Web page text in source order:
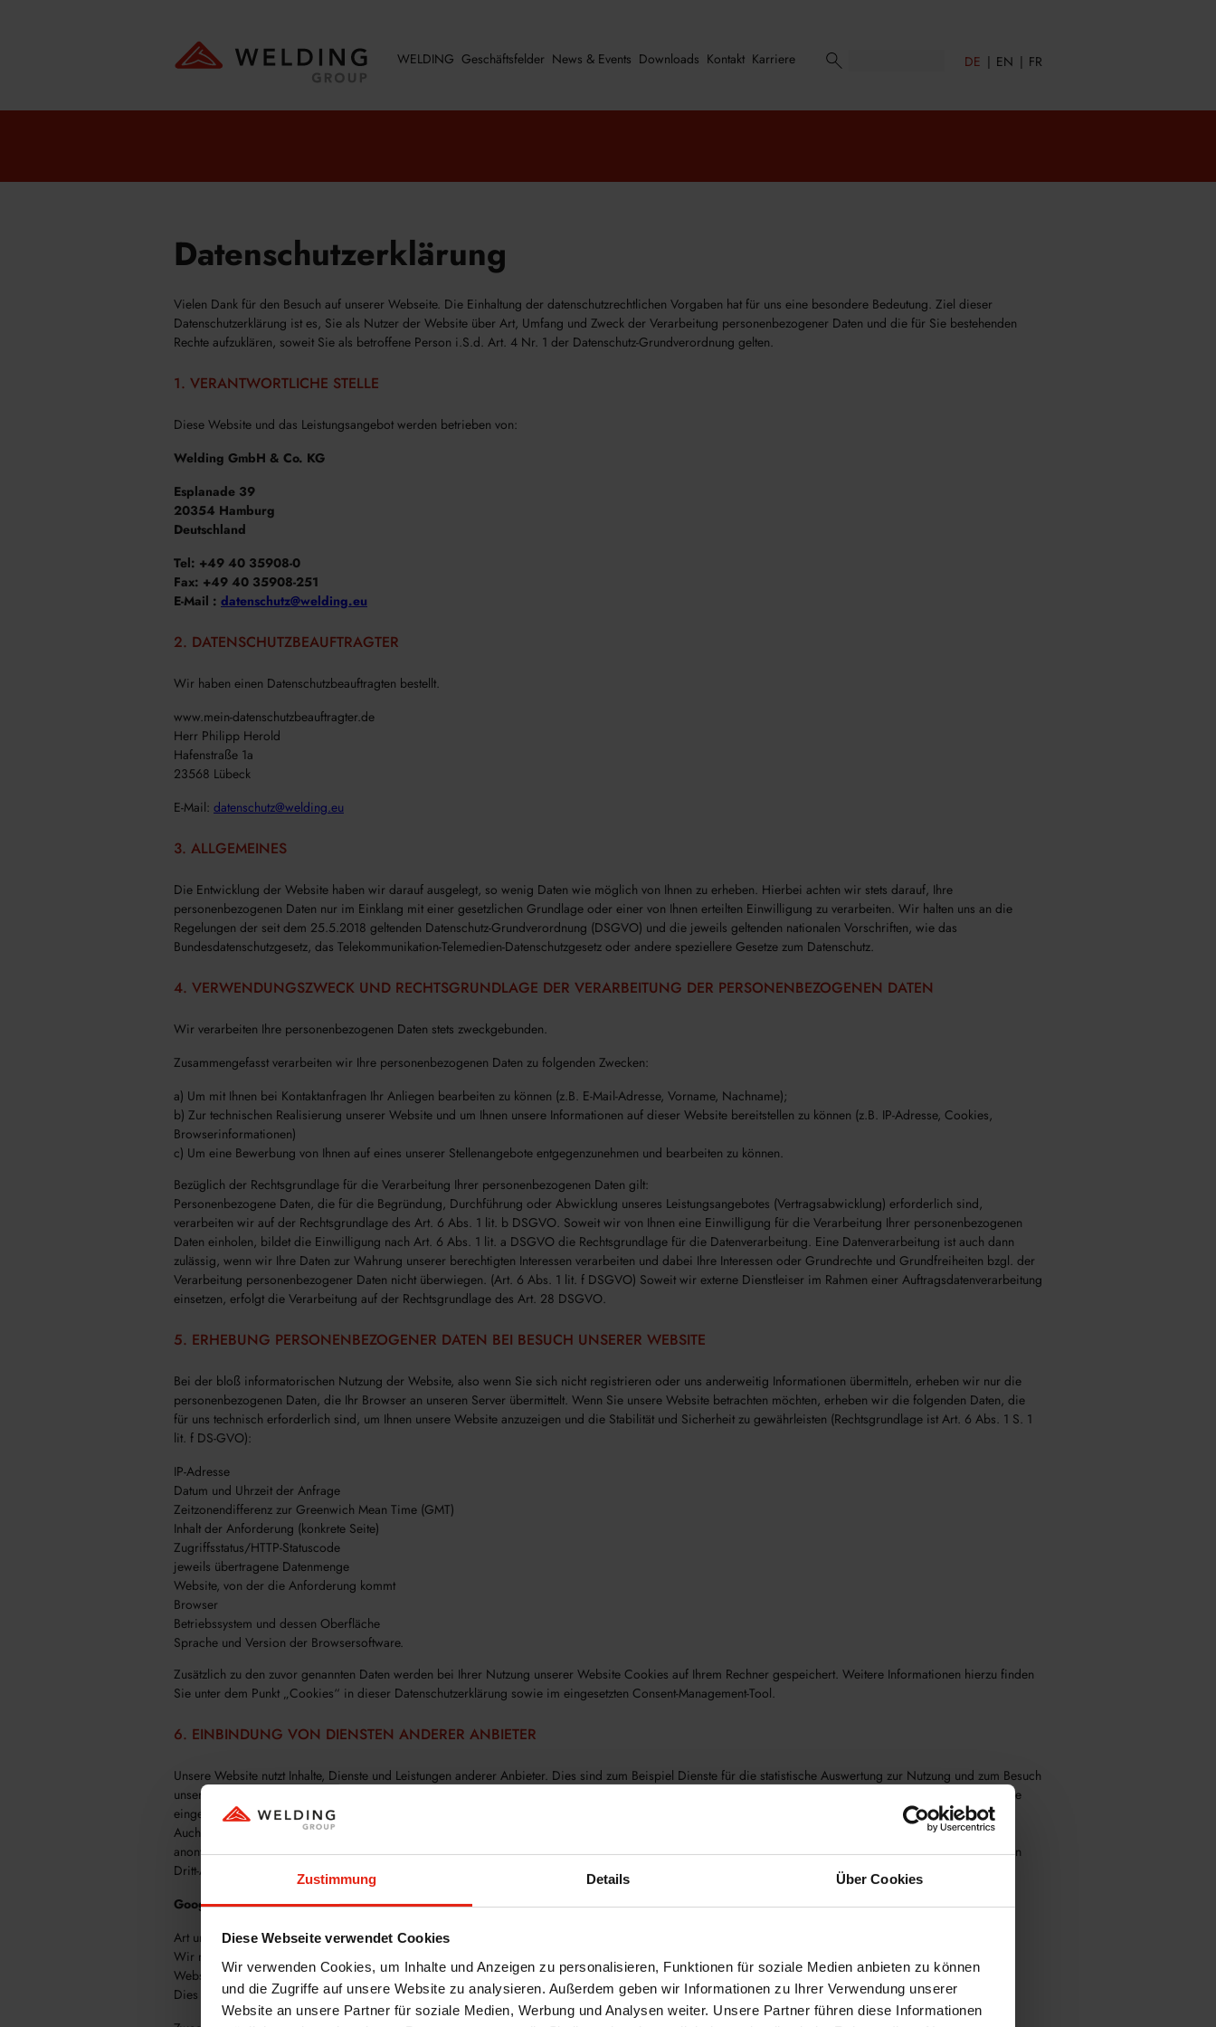
Zustimmung Details Über Cookies
Diese Webseite verwendet Cookies
Wir verwenden Cookies, um Inhalte und Anzeigen zu personalisieren, Funktionen für soziale Medien anbieten zu können
und die Zugriffe auf unsere Website zu analysieren. Außerdem geben wir Informationen zu Ihrer Verwendung unserer
Website an unsere Partner für soziale Medien, Werbung und Analysen weiter. Unsere Partner führen diese Informationen
WELDING Geschäftsfelder News & Events Downloads Kontakt Karriere DE EN FR
Datenschutzerklärung
Vielen Dank für den Besuch auf unserer Webseite. Die Einhaltung der datenschutzrechtlichen Vorgaben hat für uns eine besondere Bedeutung. Ziel dieser
Datenschutzerklärung ist es, Sie als Nutzer der Website über Art, Umfang und Zweck der Verarbeitung personenbezogener Daten und die für Sie bestehenden
Rechte aufzuklären, soweit Sie als betroffene Person i.S.d. Art. 4 Nr. 1 der Datenschutz-Grundverordnung gelten.
1. VERANTWORTLICHE STELLE
Diese Website und das Leistungsangebot werden betrieben von:
Welding GmbH & Co. KG
Esplanade 39
20354 Hamburg
Deutschland
Tel: +49 40 35908-0
Fax: +49 40 35908-251
E-Mail : datenschutz@welding.eu
2. DATENSCHUTZBEAUFTRAGTER
Wir haben einen Datenschutzbeauftragten bestellt.
www.mein-datenschutzbeauftragter.de
Herr Philipp Herold
Hafenstraße 1a
23568 Lübeck
E-Mail: datenschutz@welding.eu
3. ALLGEMEINES
Die Entwicklung der Website haben wir darauf ausgelegt, so wenig Daten wie möglich von Ihnen zu erheben. Hierbei achten wir stets darauf, Ihre
personenbezogenen Daten nur im Einklang mit einer gesetzlichen Grundlage oder einer von Ihnen erteilten Einwilligung zu verarbeiten. Wir halten uns an die
Regelungen der seit dem 25.5.2018 geltenden Datenschutz-Grundverordnung (DSGVO) und die jeweils geltenden nationalen Vorschriften, wie das
Bundesdatenschutzgesetz, das Telekommunikation-Telemedien-Datenschutzgesetz oder andere speziellere Gesetze zum Datenschutz.
4. VERWENDUNGSZWECK UND RECHTSGRUNDLAGE DER VERARBEITUNG DER PERSONENBEZOGENEN DATEN
Wir verarbeiten Ihre personenbezogenen Daten stets zweckgebunden.
Zusammengefasst verarbeiten wir Ihre personenbezogenen Daten zu folgenden Zwecken:
a) Um mit Ihnen bei Kontaktanfragen Ihr Anliegen bearbeiten zu können (z.B. E-Mail-Adresse, Vorname, Nachname);
b) Zur technischen Realisierung unserer Website und um Ihnen unsere Informationen auf dieser Website bereitstellen zu können (z.B. IP-Adresse, Cookies,
Browserinformationen)
c) Um eine Bewerbung von Ihnen auf eines unserer Stellenangebote entgegenzunehmen und bearbeiten zu können.
Bezüglich der Rechtsgrundlage für die Verarbeitung Ihrer personenbezogenen Daten gilt:
Personenbezogene Daten, die für die Begründung, Durchführung oder Abwicklung unseres Leistungsangebotes (Vertragsabwicklung) erforderlich sind,
verarbeiten wir auf der Rechtsgrundlage des Art. 6 Abs. 1 lit. b DSGVO. Soweit wir von Ihnen eine Einwilligung für die Verarbeitung Ihrer personenbezogenen
Daten einholen, bildet die Einwilligung nach Art. 6 Abs. 1 lit. a DSGVO die Rechtsgrundlage für die Datenverarbeitung. Eine Datenverarbeitung ist auch dann
zulässig, wenn wir Ihre Daten zur Wahrung unserer berechtigten Interessen verarbeiten und dabei Ihre Interessen oder Grundrechte und Grundfreiheiten bzgl. der
Verarbeitung personenbezogener Daten nicht überwiegen. (Art. 6 Abs. 1 lit. f DSGVO) Soweit wir externe Dienstleiser im Rahmen einer Auftragsdatenverarbeitung
einsetzen, erfolgt die Verarbeitung auf der Rechtsgrundlage des Art. 28 DSGVO.
5. ERHEBUNG PERSONENBEZOGENER DATEN BEI BESUCH UNSERER WEBSITE
Bei der bloß informatorischen Nutzung der Website, also wenn Sie sich nicht registrieren oder uns anderweitig Informationen übermitteln, erheben wir nur die
personenbezogenen Daten, die Ihr Browser an unseren Server übermittelt. Wenn Sie unsere Website betrachten möchten, erheben wir die folgenden Daten, die
für uns technisch erforderlich sind, um Ihnen unsere Website anzuzeigen und die Stabilität und Sicherheit zu gewährleisten (Rechtsgrundlage ist Art. 6 Abs. 1 S. 1
lit. f DS-GVO):
IP-Adresse
Datum und Uhrzeit der Anfrage
Zeitzonendifferenz zur Greenwich Mean Time (GMT)
Inhalt der Anforderung (konkrete Seite)
Zugriffsstatus/HTTP-Statuscode
jeweils übertragene Datenmenge
Website, von der die Anforderung kommt
Browser
Betriebssystem und dessen Oberfläche
Sprache und Version der Browsersoftware.
Zusätzlich zu den zuvor genannten Daten werden bei Ihrer Nutzung unserer Website Cookies auf Ihrem Rechner gespeichert. Weitere Informationen hierzu finden
Sie unter dem Punkt „Cookies“ in dieser Datenschutzerklärung sowie im eingesetzten Consent-Management-Tool.
6. EINBINDUNG VON DIENSTEN ANDERER ANBIETER
Unsere Website nutzt Inhalte, Dienste und Leistungen anderer Anbieter. Dies sind zum Beispiel Dienste für die statistische Auswertung zur Nutzung und zum Besuch
unserer Website. Damit diese Daten im Browser des Nutzers aufgerufen und dargestellt werden können, ist die Übermittlung der IP-Adresse des Nutzers an die
eingesetzten Dritt-Anbieter erforderlich.
Auch wenn wir bemüht sind, ausschließlich Dritt-Anbieter zu nutzen, welche die IP-Adresse nur benötigen, um Inhalte ausliefern zu können oder gar mit
anonymisierten IP-Adressen arbeiten, haben wir keinen Einfluss darauf, ob die IP-Adresse möglicherweise gespeichert wird. Informationen zu den eingesetzten
Dritt-Anbietern finden Sie im Folgenden in dieser Datenschutzerklärung.
Google Tag Manager
Art und Umfang der Verarbeitung
Wir nutzen den Google Tag Manager der Google Ireland Limited, Gordon House, Barrow Street, Dublin 4, Irland. Google Tag Manager wird verwendet, um
Website-Tags über eine Oberfläche zu verwalten und ermöglicht es uns, die genaue Integration von Diensten auf unserer Website zu steuern.
Dies gestattet uns zusätzliche Dienste flexibel zu integrieren, um den Zugriff der Benutzer auf unsere Website auszuwerten.